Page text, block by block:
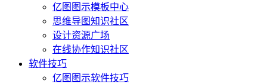
亿图图示模板中心
思维导图知识社区
设计资源广场
在线协作知识社区
软件技巧
亿图图示软件技巧